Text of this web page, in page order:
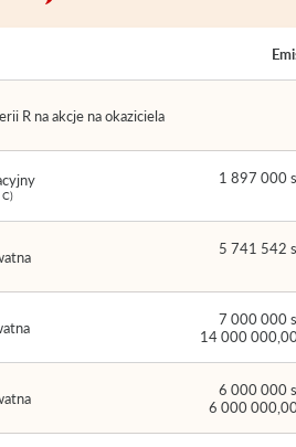
R na akcje na okaziciela
1 897 000
5 741 542
7 000 000
14 000
6 000 000
6 000